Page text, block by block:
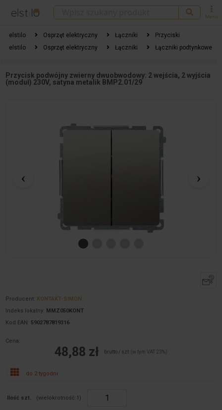
Menu
elstilo Osprzęt elektryczny Łączniki
Przyciski
elstilo
Osprzęt elektryczny Łączniki Łączniki podtynkowe
Przycisk podwójny zwierny dwuobwodowy: 2 wejścia, 2 wyjścia
(moduł) 230V, satyna metalik BMP2.01/29
Producent: KONTAKT-SIMON
Indeks lokalny: MMZ050KONT
Kod EAN: 5902787819316
Cena:
48,88 zł brutto / szt. (w tym VAT 23%)
do 2 tygodni
Ilość szt. (wielokrotność:1 )